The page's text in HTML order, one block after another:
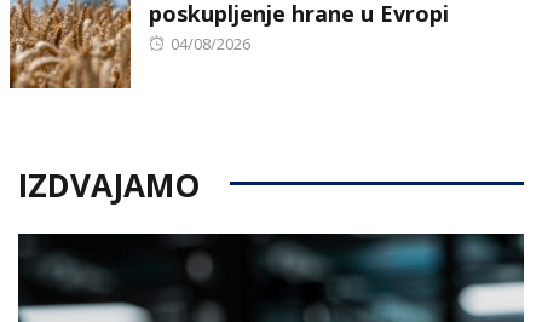
poskupljenje hrane u Evropi
Posted
04/08/2026
IZDVAJAMO